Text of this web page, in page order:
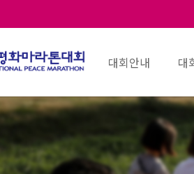
대회안내 대